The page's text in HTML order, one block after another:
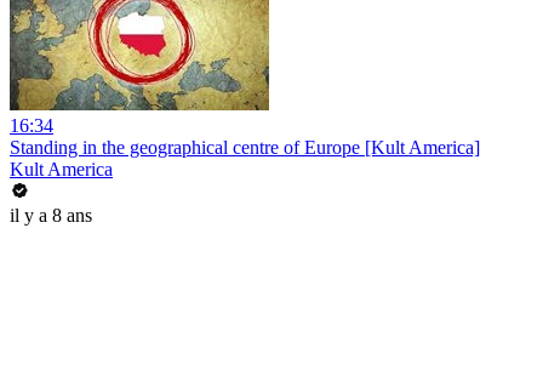
16:34
Standing in the geographical centre of Europe [Kult America]
Kult America
il y a 8 ans